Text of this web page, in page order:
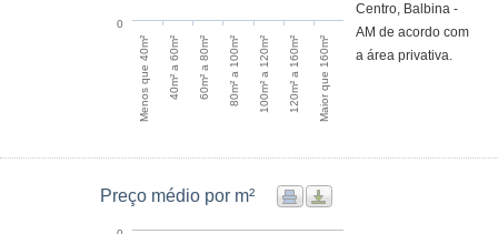
Menos que 40m² 40m² a 60m² 60m² a 80m² 80m² a 100m² 100m² a 120m² 120m² a 160m² Maior que 160m²
0
Centro, Balbina -
AM de acordo com
a área privativa.
Preço médio por m²